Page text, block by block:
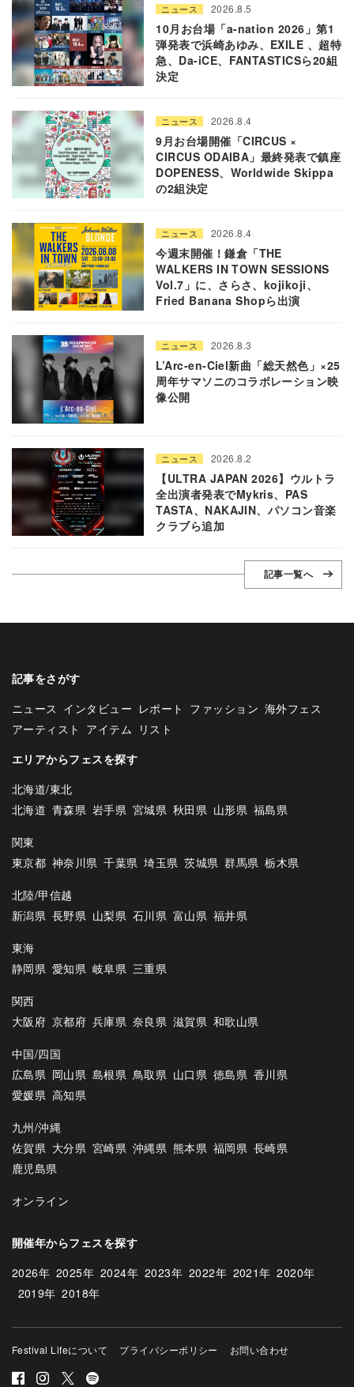
ニュース 2026.8.5
10月お台場「a-nation 2026」第1
弾発表で浜崎あゆみ、EXILE 、超特
急、Da-iCE、FANTASTICSら20組
決定
ニュース 2026.8.4
9月お台場開催「CIRCUS ×
CIRCUS ODAIBA」最終発表で鎮座
DOPENESS、Worldwide Skippa
の2組決定
ニュース 2026.8.4
今週末開催！鎌倉「THE
WALKERS IN TOWN SESSIONS
Vol.7」に、さらさ、kojikoji、
Fried Banana Shopら出演
ニュース 2026.8.3
L’Arc-en-Ciel新曲「総天然色」×25
周年サマソニのコラボレーション映
像公開
ニュース 2026.8.2
【ULTRA JAPAN 2026】ウルトラ
全出演者発表でMykris、PAS
TASTA、NAKAJIN、パソコン音楽
クラブら追加
記事一覧へ
記事をさがす
ニュース インタビュー レポート ファッション 海外フェス
アーティスト アイテム
リスト
エリアからフェスを探す
北海道/東北
北海道 青森県 岩手県 宮城県 秋田県 山形県 福島県
関東
東京都 神奈川県 千葉県 埼玉県 茨城県 群馬県 栃木県
北陸/甲信越
新潟県 長野県 山梨県 石川県 富山県 福井県
東海
静岡県 愛知県 岐阜県 三重県
関西
大阪府 京都府 兵庫県 奈良県 滋賀県 和歌山県
中国/四国
広島県 岡山県 島根県 鳥取県 山口県 徳島県 香川県
愛媛県 高知県
九州/沖縄
佐賀県 大分県 宮崎県 沖縄県 熊本県 福岡県 長崎県
鹿児島県
オンライン
開催年からフェスを探す
2026年 2025年 2024年 2023年 2022年 2021年 2020年
2019年 2018年
Festival Lifeについて プライバシーポリシー お問い合わせ